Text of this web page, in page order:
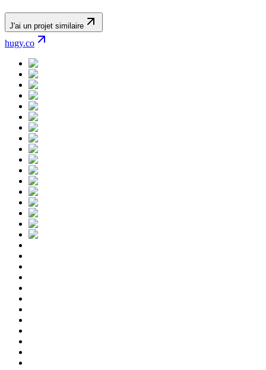
J'ai un projet similaire
hugy.co